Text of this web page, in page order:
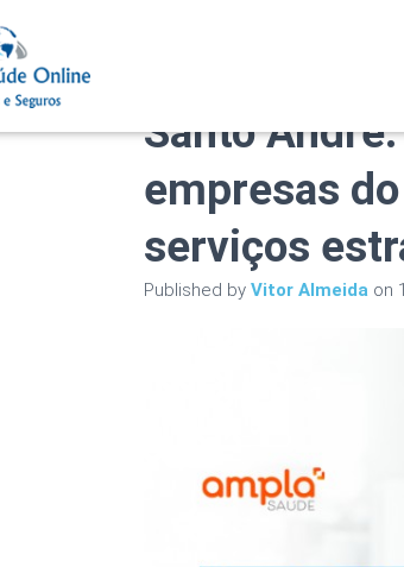
Plano de
Santo
empresas
serviços
Published by Vitor Almeida on